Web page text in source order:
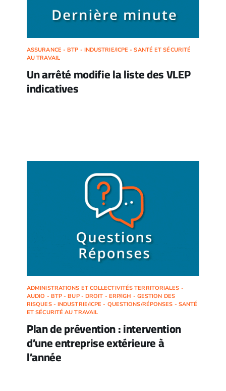
ASSURANCE - BTP - INDUSTRIE/ICPE - SANTÉ ET SÉCURITÉ
AU TRAVAIL
Un arrêté modifie la liste des VLEP
indicatives
ADMINISTRATIONS ET COLLECTIVITÉS TERRITORIALES -
AUDIO - BTP - BUP - DROIT - ERP/IGH - GESTION DES
RISQUES - INDUSTRIE/ICPE - QUESTIONS/RÉPONSES - SANTÉ
ET SÉCURITÉ AU TRAVAIL
Plan de prévention : intervention
d’une entreprise extérieure à
l’année